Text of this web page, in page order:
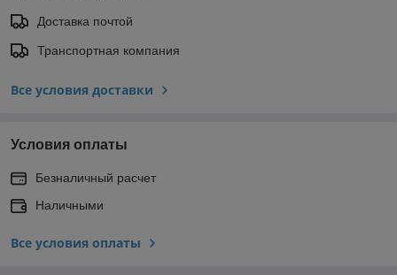
Доставка почтой
Транспортная компания
Все условия доставки
Условия оплаты
Безналичный расчет
Наличными
Все условия оплаты